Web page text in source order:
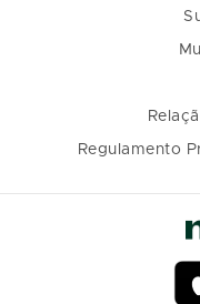
Regulamento